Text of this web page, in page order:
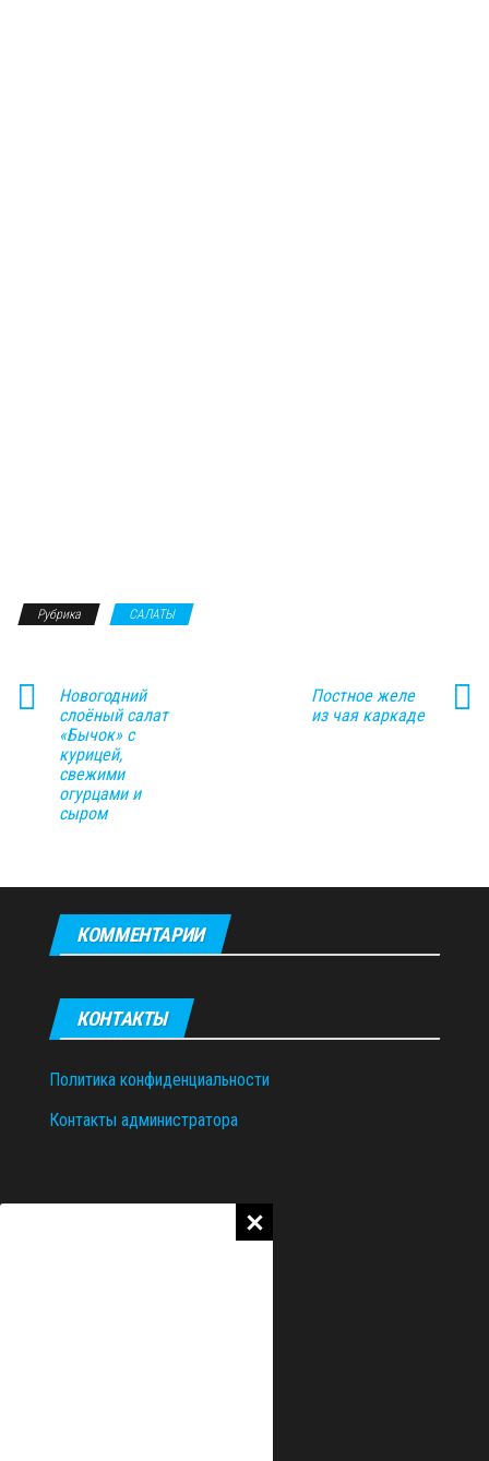
Рубрика САЛАТЫ
Новогодний
слоёный салат
«Бычок» с
курицей,
свежими
огурцами и
сыром
Постное желе
из чая каркаде
КОММЕНТАРИИ
КОНТАКТЫ
Политика конфиденциальности
Контакты администратора